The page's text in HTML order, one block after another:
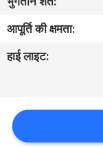
संपर्क
करें
एक
उद्धरण
आपूर्ति की क्षमता:
हाई लाइट: